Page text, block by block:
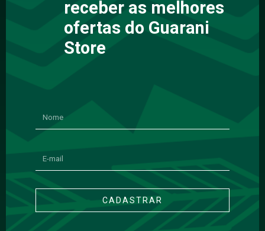
receber as melhores
ofertas do Guarani
Store
CADASTRAR